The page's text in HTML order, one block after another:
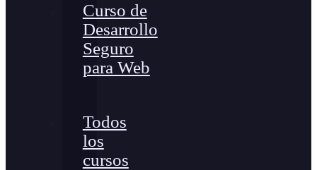
Curso de
Desarrollo
Seguro
para Web
Todos
los
cursos